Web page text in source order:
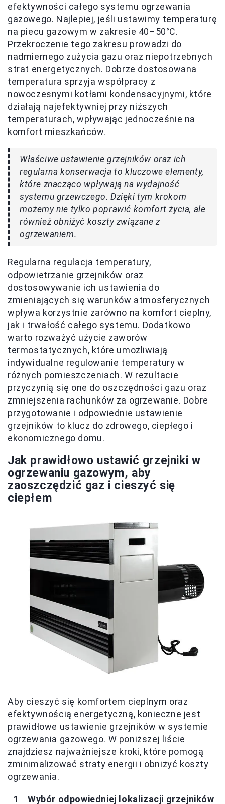
efektywności całego systemu ogrzewania
gazowego. Najlepiej, jeśli ustawimy temperaturę
na piecu gazowym w zakresie 40–50°C.
Przekroczenie tego zakresu prowadzi do
nadmiernego zużycia gazu oraz niepotrzebnych
strat energetycznych. Dobrze dostosowana
temperatura sprzyja współpracy z
nowoczesnymi kotłami kondensacyjnymi, które
działają najefektywniej przy niższych
temperaturach, wpływając jednocześnie na
komfort mieszkańców.
Właściwe ustawienie grzejników oraz ich
regularna konserwacja to kluczowe elementy,
które znacząco wpływają na wydajność
systemu grzewczego. Dzięki tym krokom
możemy nie tylko poprawić komfort życia, ale
również obniżyć koszty związane z
ogrzewaniem.
Regularna regulacja temperatury,
odpowietrzanie grzejników oraz
dostosowywanie ich ustawienia do
zmieniających się warunków atmosferycznych
wpływa korzystnie zarówno na komfort cieplny,
jak i trwałość całego systemu. Dodatkowo
warto rozważyć użycie zaworów
termostatycznych, które umożliwiają
indywidualne regulowanie temperatury w
różnych pomieszczeniach. W rezultacie
przyczynią się one do oszczędności gazu oraz
zmniejszenia rachunków za ogrzewanie. Dobre
przygotowanie i odpowiednie ustawienie
grzejników to klucz do zdrowego, ciepłego i
ekonomicznego domu.
Jak prawidłowo ustawić grzejniki w
ogrzewaniu gazowym, aby
zaoszczędzić gaz i cieszyć się
ciepłem
Aby cieszyć się komfortem cieplnym oraz
efektywnością energetyczną, konieczne jest
prawidłowe ustawienie grzejników w systemie
ogrzewania gazowego. W poniższej liście
znajdziesz najważniejsze kroki, które pomogą
zminimalizować straty energii i obniżyć koszty
ogrzewania.
Wybór odpowiedniej lokalizacji grzejników